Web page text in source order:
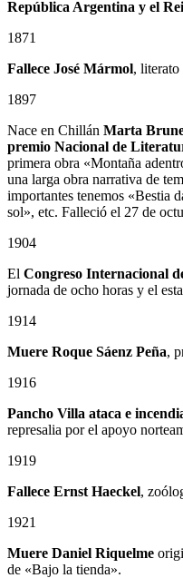
República Argentina y el
1871
Fallece José Mármol, literato
1897
Nace en Chillán Marta
premio Nacional de
primera obra «Montaña
una larga obra narrativa de
importantes tenemos «Bestia
sol», etc. Falleció el 27 de
1904
El Congreso Internacional
jornada de ocho horas y el
1914
Muere Roque Sáenz Peña,
1916
Pancho Villa ataca e
represalia por el apoyo
1919
Fallece Ernst Haeckel,
1921
Muere Daniel Riquelme
de «Bajo la tienda».